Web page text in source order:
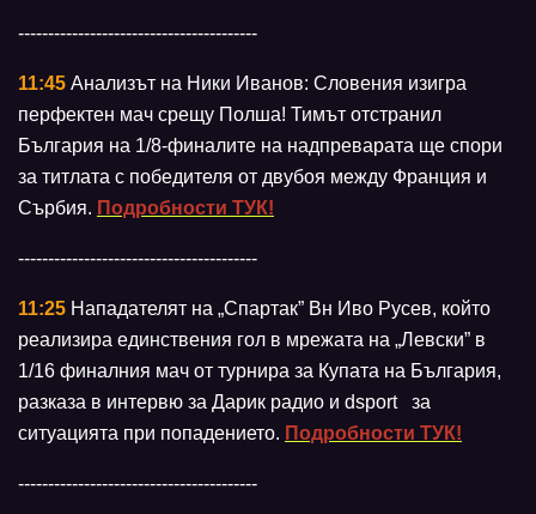
----------------------------------------
11:45 Анализът на Ники Иванов: Словения изигра
перфектен мач срещу Полша! Тимът отстранил
България на 1/8-финалите на надпреварата ще спори
за титлата с победителя от двубоя между Франция и
Сърбия. Подробности ТУК!
----------------------------------------
11:25 Нападателят на „Спартак” Вн Иво Русев, който
реализира единствения гол в мрежата на „Левски” в
1/16 финалния мач от турнира за Купата на България,
разказа в интервю за Дарик радио и dsport за
ситуацията при попадението. Подробности ТУК!
----------------------------------------